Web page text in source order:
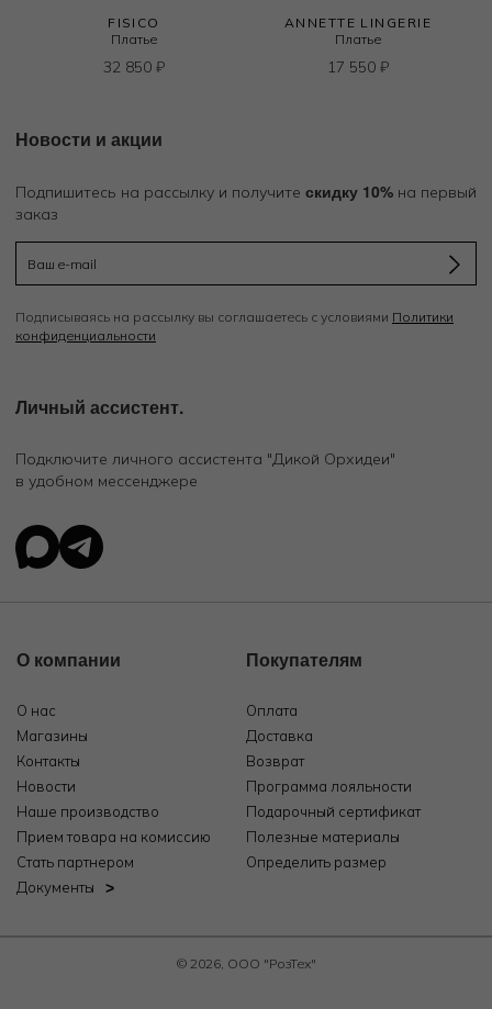
FISICO
Платье
32 850 ₽
ANNETTE LINGERIE
Платье
17 550 ₽
Новости и акции
Подпишитесь на рассылку и получите скидку 10% на первый
заказ
Подписываясь на рассылку вы соглашаетесь с условиями Политики
конфиденциальности
Личный ассистент.
Подключите личного ассистента "Дикой Орхидеи"
в удобном мессенджере
О компании
О нас
Магазины
Контакты
Новости
Наше производство
Прием товара на комиссию
Стать партнером
Документы
Покупателям
Оплата
Доставка
Возврат
Программа лояльности
Подарочный сертификат
Полезные материалы
Определить размер
© 2026, ООО "РозТех"